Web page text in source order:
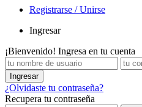
Registrarse / Unirse
Ingresar
¡Bienvenido! Ingresa en tu cuenta
¿Olvidaste tu contraseña?
Recupera tu contraseña